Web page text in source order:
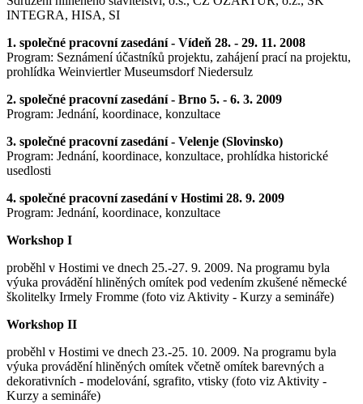
INTEGRA, HISA, SI
1. společné pracovní zasedání - Vídeň 28. - 29. 11. 2008
Program: Seznámení účastníků projektu, zahájení prací na projektu,
prohlídka Weinviertler Museumsdorf Niedersulz
2. společné pracovní zasedání - Brno 5. - 6. 3. 2009
Program: Jednání, koordinace, konzultace
3. společné pracovní zasedání - Velenje (Slovinsko)
Program: Jednání, koordinace, konzultace, prohlídka historické
usedlosti
4. společné pracovní zasedání v Hostimi 28. 9. 2009
Program: Jednání, koordinace, konzultace
Workshop I
proběhl v Hostimi ve dnech 25.-27. 9. 2009. Na programu byla
výuka provádění hliněných omítek pod vedením zkušené německé
školitelky Irmely Fromme (foto viz Aktivity - Kurzy a semináře)
Workshop II
proběhl v Hostimi ve dnech 23.-25. 10. 2009. Na programu byla
výuka provádění hliněných omítek včetně omítek barevných a
dekorativních - modelování, sgrafito, vtisky (foto viz Aktivity -
Kurzy a semináře)